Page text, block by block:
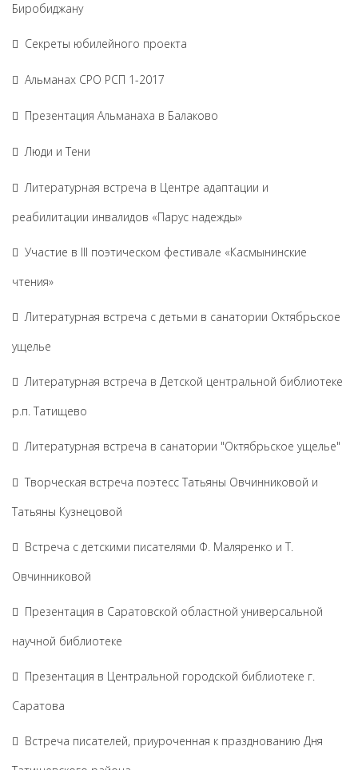
Биробиджану
Секреты юбилейного проекта
Альманах СРО РСП 1-2017
Презентация Альманаха в Балаково
Люди и Тени
Литературная встреча в Центре адаптации и
реабилитации инвалидов «Парус надежды»
Участие в III поэтическом фестивале «Касмынинские
чтения»
Литературная встреча с детьми в санатории Октябрьское
ущелье
Литературная встреча в Детской центральной библиотеке
р.п. Татищево
Литературная встреча в санатории "Октябрьское ущелье"
Творческая встреча поэтесс Татьяны Овчинниковой и
Татьяны Кузнецовой
Встреча с детскими писателями Ф. Маляренко и Т.
Овчинниковой
Презентация в Саратовской областной универсальной
научной библиотеке
Презентация в Центральной городской библиотеке г.
Саратова
Встреча писателей, приуроченная к празднованию Дня